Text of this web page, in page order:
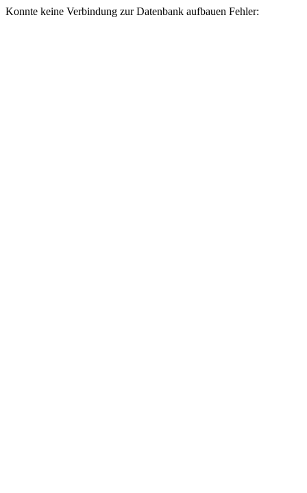
Konnte keine Verbindung zur Datenbank aufbauen Fehler: